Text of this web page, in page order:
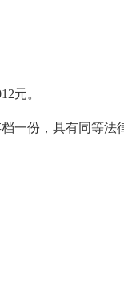
元。
份，具有同等法